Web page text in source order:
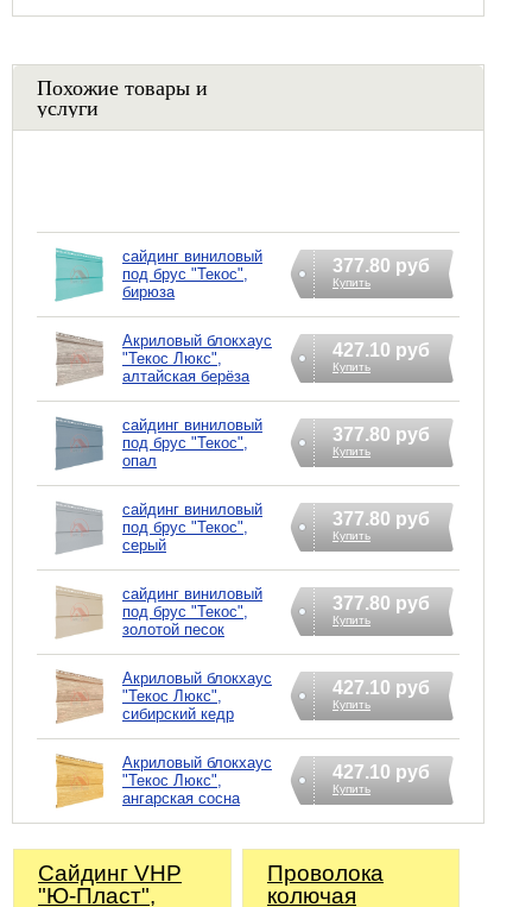
Похожие товары и
услуги
сайдинг виниловый
под брус "Текос",
бирюза
377.80 руб
Купить
Акриловый блокхаус
"Текос Люкс",
алтайская берёза
427.10 руб
Купить
сайдинг виниловый
под брус "Текос",
опал
377.80 руб
Купить
сайдинг виниловый
под брус "Текос",
серый
377.80 руб
Купить
сайдинг виниловый
под брус "Текос",
золотой песок
377.80 руб
Купить
Акриловый блокхаус
"Текос Люкс",
сибирский кедр
427.10 руб
Купить
Акриловый блокхаус
"Текос Люкс",
ангарская сосна
427.10 руб
Купить
Сайдинг VHP
"Ю-Пласт",
Проволока
колючая